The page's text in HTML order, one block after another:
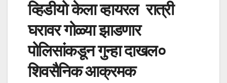
व्हिडीयो केला व्हायरल रात्री
घरावर गोळ्या झाडणार
पोलिसांकडून गुन्हा दाखल०
शिवसैनिक आक्रमक